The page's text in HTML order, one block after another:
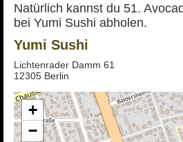
Natürlich kannst du 51.
bei Yumi Sushi abholen.
Yumi Sushi
Lichtenrader Damm 61
12305 Berlin
+
−